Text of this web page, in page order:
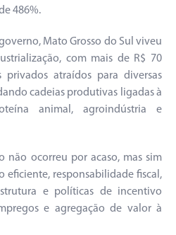
486%.
Mato Grosso do Sul viveu
com mais de R$ 70
privados atraídos para diversas
cadeias produtivas ligadas à
animal, agroindústria e
não ocorreu por acaso, mas sim
eficiente, responsabilidade fiscal,
e políticas de incentivo
e agregação de valor à